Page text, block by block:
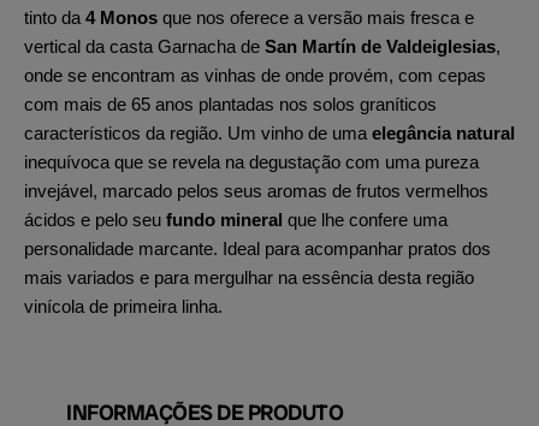
tinto da 4 Monos que nos oferece a versão mais fresca e
vertical da casta Garnacha de San Martín de Valdeiglesias,
onde se encontram as vinhas de onde provém, com cepas
com mais de 65 anos plantadas nos solos graníticos
característicos da região. Um vinho de uma elegância natural
inequívoca que se revela na degustação com uma pureza
invejável, marcado pelos seus aromas de frutos vermelhos
ácidos e pelo seu fundo mineral que lhe confere uma
personalidade marcante. Ideal para acompanhar pratos dos
mais variados e para mergulhar na essência desta região
vinícola de primeira linha.
INFORMAÇÕES DE PRODUTO